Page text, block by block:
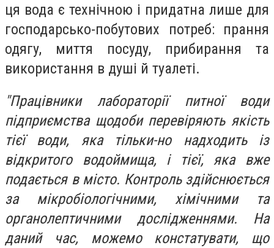
ця вода є технічною і придатна лише для
господарсько-побутових потреб: прання
одягу, миття посуду, прибирання та
використання в душі й туалеті.
"Працівники лабораторії питної води
підприємства щодоби перевіряють якість
тієї води, яка тільки-но надходить із
відкритого водоймища, і тієї, яка вже
подається в місто. Контроль здійснюється
за мікробіологічними, хімічними та
органолептичними дослідженнями. На
даний час, можемо констатувати, що